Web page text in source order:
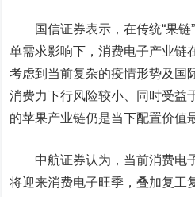
国信证券表示，在传统“果
单需求影响下，消费电子产业链
考虑到当前复杂的疫情形势及国
消费力下行风险较小、同时受益
的苹果产业链仍是当下配置价值
中航证券认为，当前消费电
将迎来消费电子旺季，叠加复工